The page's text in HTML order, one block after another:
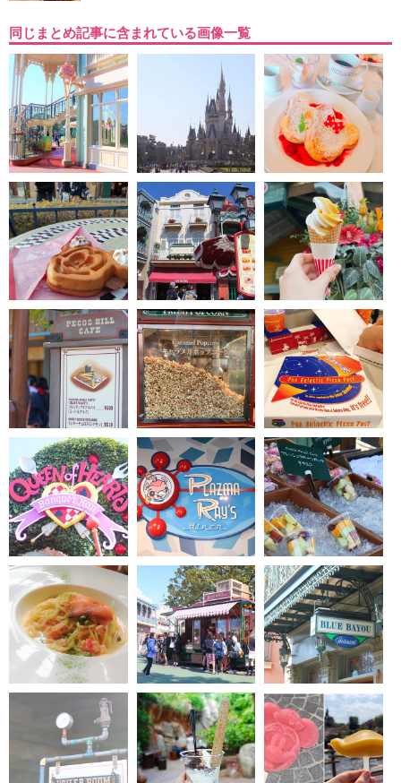
同じまとめ記事に含まれている画像一覧